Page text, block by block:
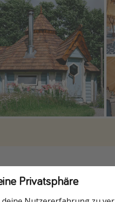
Privatsphäre